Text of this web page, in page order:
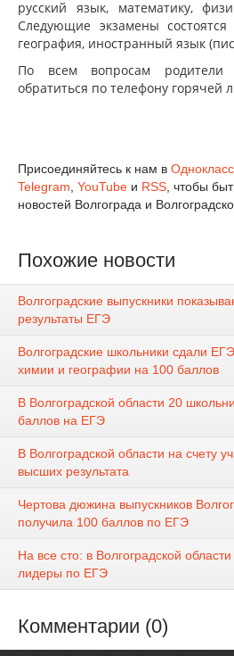
русский язык, математику,
Следующие экзамены
география, иностранный язык
По всем вопросам родители
обратиться по телефону горячей
Присоединяйтесь к нам в
Telegram YouTube и RSS , чтобы
новостей Волгограда и
Похожие новости
Волгоградские выпускники
результаты ЕГЭ
Волгоградские школьники сдали
химии и географии на 100 баллов
В Волгоградской области 20
баллов на ЕГЭ
В Волгоградской области на счету
высших результата
Чертова дюжина выпускников
получила 100 баллов по ЕГЭ
На все сто: в Волгоградской
лидеры по ЕГЭ
Комментарии (0)